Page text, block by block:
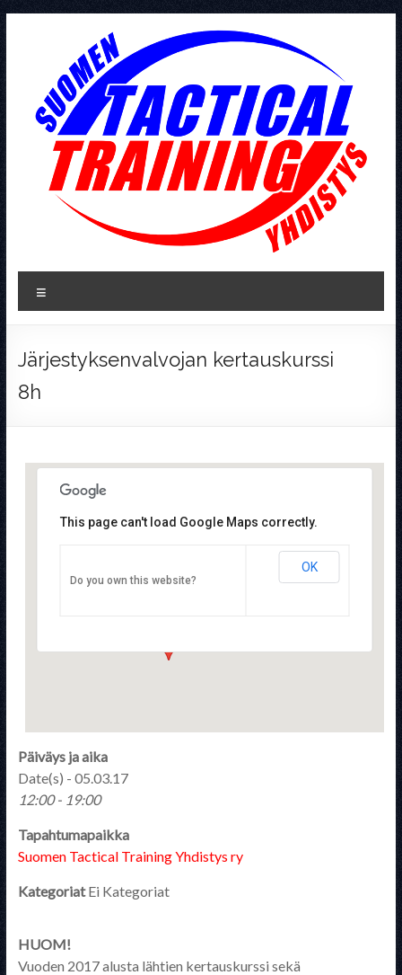
Tactical
Training
Järjestyksenvalvojan kertauskurssi
8h
Tulppatie 14 - Helsinki
This page can't load Google Maps correctly.
Do you own this website?
OK
Päiväys ja aika
Date(s) - 05.03.17
12:00 - 19:00
Tapahtumapaikka
Suomen Tactical Training Yhdistys ry
KategoriatEi Kategoriat
HUOM!
Vuoden 2017 alusta lähtien kertauskurssi sekä